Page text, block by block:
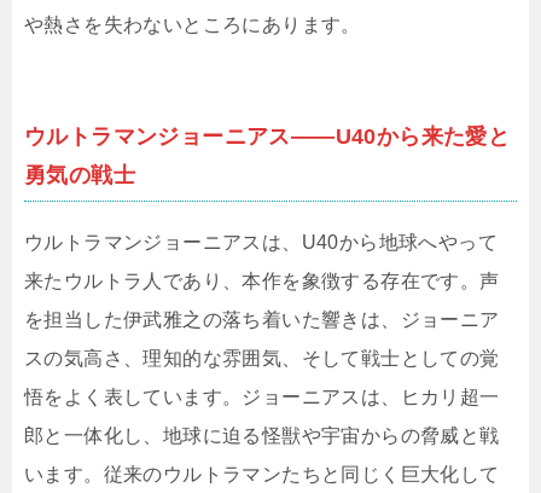
や熱さを失わないところにあります。
ウルトラマンジョーニアス――U40から来た愛と
勇気の戦士
ウルトラマンジョーニアスは、U40から地球へやって
来たウルトラ人であり、本作を象徴する存在です。声
を担当した伊武雅之の落ち着いた響きは、ジョーニア
スの気高さ、理知的な雰囲気、そして戦士としての覚
悟をよく表しています。ジョーニアスは、ヒカリ超一
郎と一体化し、地球に迫る怪獣や宇宙からの脅威と戦
います。従来のウルトラマンたちと同じく巨大化して